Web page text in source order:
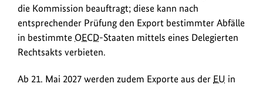
die Kommission beauftragt; diese kann nach
entsprechender Prüfung den Export bestimmter Abfälle
in bestimmte OECD-Staaten mittels eines Delegierten
Rechtsakts verbieten.
Ab 21. Mai 2027 werden zudem Exporte aus der EU in